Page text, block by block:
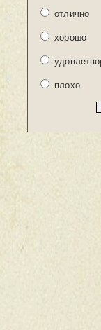
отлично
хорошо
плохо